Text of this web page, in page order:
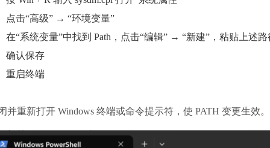
点击“高级” → “环境变量”
在“系统变量”中找到 Path，点击“编辑” → “新建”，粘贴上述路
确认保存
重启终端
并重新打开 Windows 终端或命令提示符，使 PATH 变更生效。